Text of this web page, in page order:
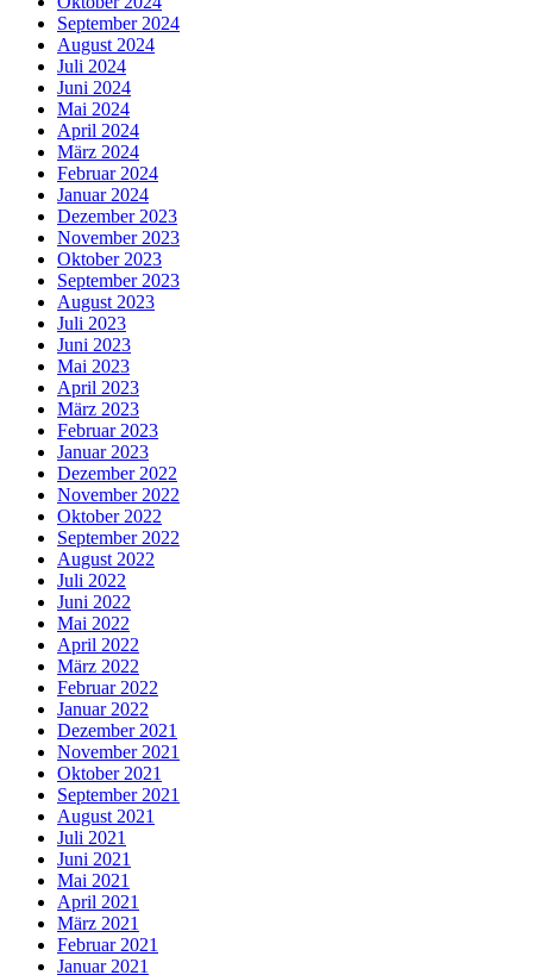
September 2024
August 2024
Juli 2024
Juni 2024
Mai 2024
April 2024
März 2024
Februar 2024
Januar 2024
Dezember 2023
November 2023
Oktober 2023
September 2023
August 2023
Juli 2023
Juni 2023
Mai 2023
April 2023
März 2023
Februar 2023
Januar 2023
Dezember 2022
November 2022
Oktober 2022
September 2022
August 2022
Juli 2022
Juni 2022
Mai 2022
April 2022
März 2022
Februar 2022
Januar 2022
Dezember 2021
November 2021
Oktober 2021
September 2021
August 2021
Juli 2021
Juni 2021
Mai 2021
April 2021
März 2021
Februar 2021
Januar 2021